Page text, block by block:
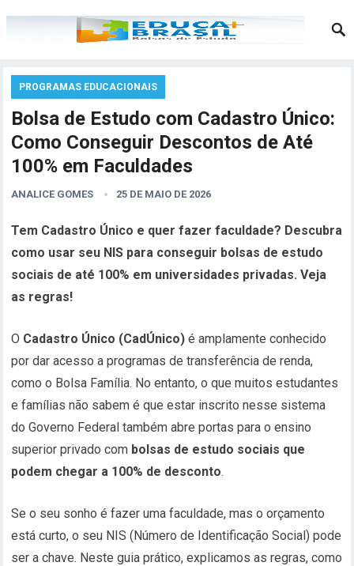
PROGRAMAS EDUCACIONAIS
Bolsa de Estudo com Cadastro Único:
Como Conseguir Descontos de Até
100% em Faculdades
ANALICE GOMES 25 DE MAIO DE 2026
Tem Cadastro Único e quer fazer faculdade? Descubra
como usar seu NIS para conseguir bolsas de estudo
sociais de até 100% em universidades privadas. Veja
as regras!
O Cadastro Único (CadÚnico) é amplamente conhecido
por dar acesso a programas de transferência de renda,
como o Bolsa Família. No entanto, o que muitos estudantes
e famílias não sabem é que estar inscrito nesse sistema
do Governo Federal também abre portas para o ensino
superior privado com bolsas de estudo sociais que
podem chegar a 100% de desconto.
Se o seu sonho é fazer uma faculdade, mas o orçamento
está curto, o seu NIS (Número de Identificação Social) pode
ser a chave. Neste guia prático, explicamos as regras, como